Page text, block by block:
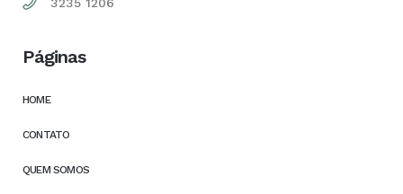
Páginas
HOME
CONTATO
QUEM SOMOS